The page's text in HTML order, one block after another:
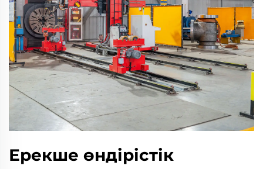
Ерекше өндірістік